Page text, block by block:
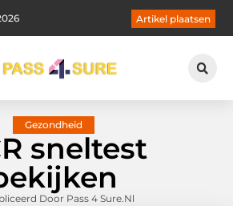
Artikel plaatsen
Gezondheid
sneltest
Door Pass 4 Sure.nl